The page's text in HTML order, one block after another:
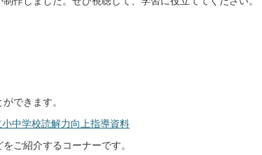
できます。
中学校読解力向上指導資料
ご紹介するコーナーです。